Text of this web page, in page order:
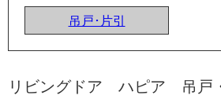
吊戸･片引
リビングドア ハピア 吊